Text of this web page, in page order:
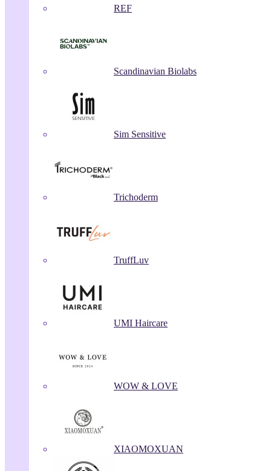
REF
Scandinavian Biolabs
Sim Sensitive
Trichoderm
TruffLuv
UMI Haircare
WOW & LOVE
XIAOMOXUAN